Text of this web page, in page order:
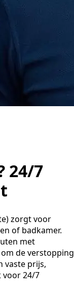
24/7
zorgt voor
of badkamer.
met
de verstopping
vaste prijs,
voor 24/7